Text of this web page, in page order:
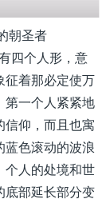
朝圣者
四个人形，意
征着那必定使万
第一个人紧紧地
仰，而且也寓
色滚动的波浪
个人的处境和世
底部延长部分变